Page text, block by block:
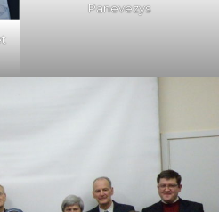
Panevezys